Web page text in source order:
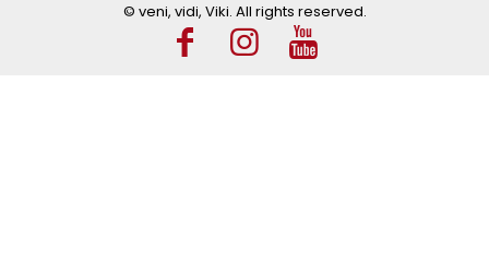
© veni, vidi, Viki. All rights reserved.